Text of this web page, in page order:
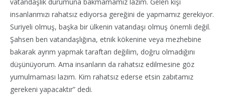
insanlarımızı rahatsız ediyorsa gereğini de yapmamız gerekiyor.
Suriyeli olmuş, başka bir ülkenin vatandaşı olmuş önemli değil.
Şahsen ben vatandaşlığına, etnik kökenine veya mezhebine
bakarak ayrım yapmak taraftarı değilim, doğru olmadığını
düşünüyorum. Ama insanların da rahatsız edilmesine göz
yumulmaması lazım. Kim rahatsız ederse etsin zabıtamız
gerekeni yapacaktır” dedi.